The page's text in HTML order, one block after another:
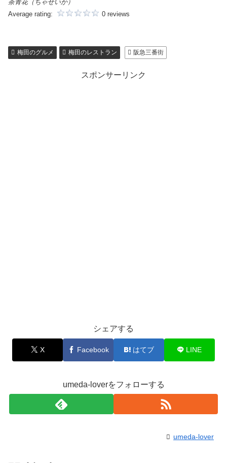
茶青花（ちゃせいか）
Average rating:
0 reviews
梅田のグルメ 梅田のレストラン 阪急三番街
スポンサーリンク
シェアする
X Facebook はてブ LINE
umeda-loverをフォローする
umeda-lover